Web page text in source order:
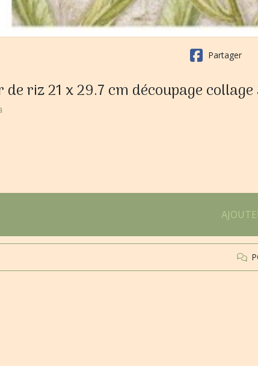
Partager
riz 21 x 29.7 cm découpage collage